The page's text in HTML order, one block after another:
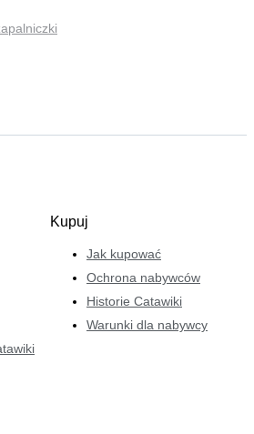
Kupuj
Jak kupować
Ochrona nabywców
Historie Catawiki
Warunki dla nabywcy